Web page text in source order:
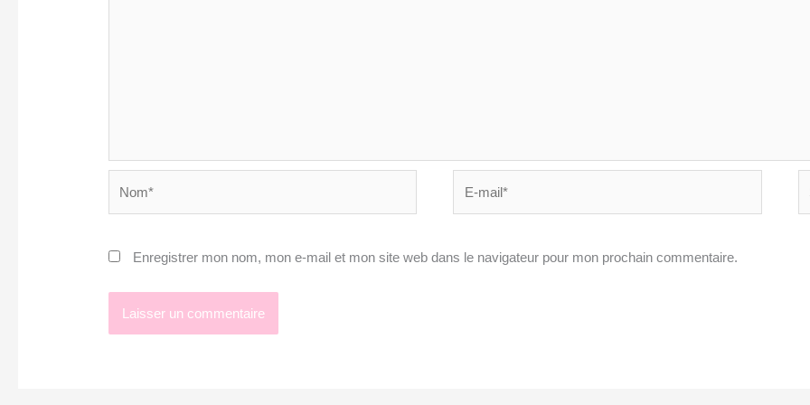
mail*
Enregistrer mon nom, mon e-mail et mon site web dans le navigateur pour mon prochain commentaire.